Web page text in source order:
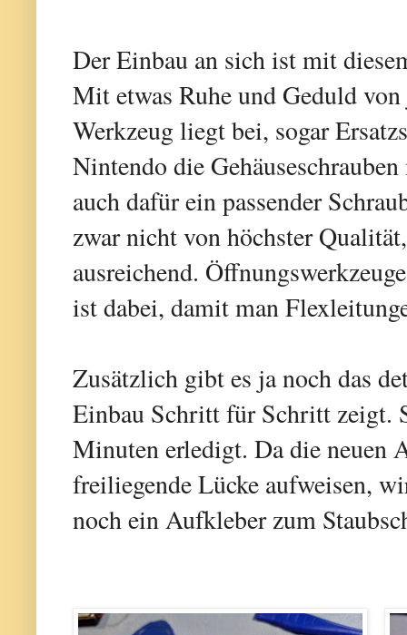
Der Einbau an sich ist mit
Mit etwas Ruhe und Geduld
Werkzeug liegt bei, sogar
Nintendo die
auch dafür ein passender
zwar nicht von höchster
ausreichend.
ist dabei, damit man
Zusätzlich gibt es ja noch das
Einbau Schritt für Schritt zeigt.
Minuten erledigt. Da die neuen
freiliegende Lücke aufweisen,
noch ein Aufkleber zum